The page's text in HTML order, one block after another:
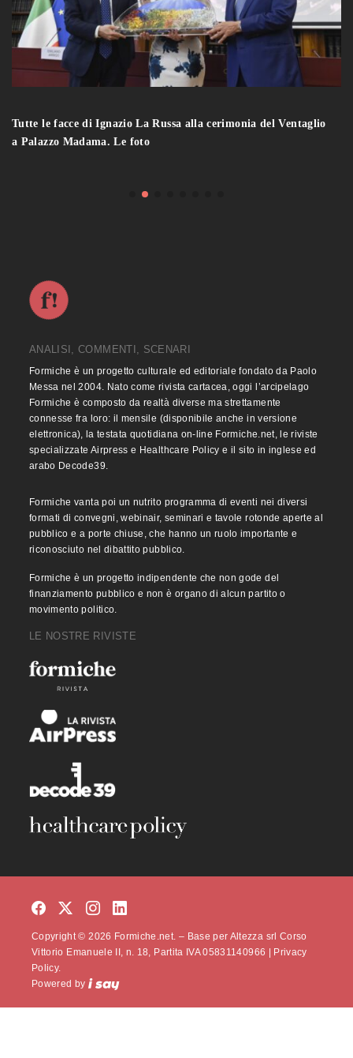
Tutte le facce di Ignazio La Russa alla cerimonia del Ventaglio
a Palazzo Madama. Le foto
ANALISI, COMMENTI, SCENARI
Formiche è un progetto culturale ed editoriale fondato da Paolo
Messa nel 2004. Nato come rivista cartacea, oggi l’arcipelago
Formiche è composto da realtà diverse ma strettamente
connesse fra loro: il mensile (disponibile anche in versione
elettronica), la testata quotidiana on-line Formiche.net, le riviste
specializzate Airpress e Healthcare Policy e il sito in inglese ed
arabo Decode39.
Formiche vanta poi un nutrito programma di eventi nei diversi
formati di convegni, webinair, seminari e tavole rotonde aperte al
pubblico e a porte chiuse, che hanno un ruolo importante e
riconosciuto nel dibattito pubblico.
Formiche è un progetto indipendente che non gode del
finanziamento pubblico e non è organo di alcun partito o
movimento politico.
LE NOSTRE RIVISTE
Copyright © 2026 Formiche.net. – Base per Altezza srl Corso
Vittorio Emanuele II, n. 18, Partita IVA 05831140966 |
Privacy
Policy.
Powered by